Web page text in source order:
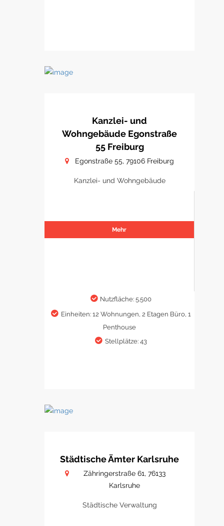
Kanzlei- und
Wohngebäude Egonstraße
55 Freiburg
Egonstraße 55, 79106 Freiburg
Kanzlei- und Wohngebäude
Mehr
Nutzfläche: 5.500
Einheiten: 12 Wohnungen, 2 Etagen Büro, 1
Penthouse
Stellplätze: 43
Städtische Ämter Karlsruhe
Zähringerstraße 61, 76133
Karlsruhe
Städtische Verwaltung